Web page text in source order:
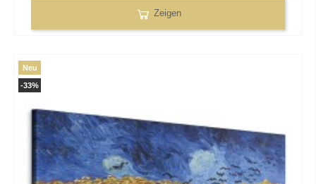
Zeigen
-33%
Neu